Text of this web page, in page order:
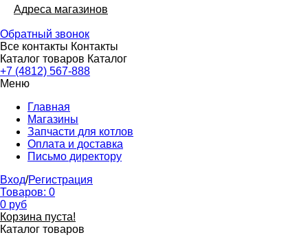
Адреса магазинов
Обратный звонок
Все контакты Контакты
Каталог товаров Каталог
+7 (4812) 567-888
Меню
Главная
Магазины
Запчасти для котлов
Оплата и доставка
Письмо директору
Вход/Регистрация
Товаров: 0
0 руб
Корзина пуста!
Каталог товаров